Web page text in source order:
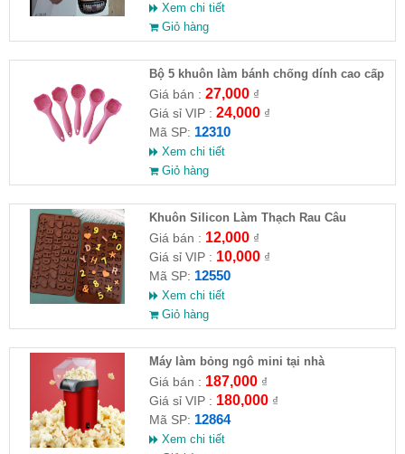
Xem chi tiết
Giỏ hàng
Bộ 5 khuôn làm bánh chống dính cao cấp
Giá bán : 27,000₫
Giá sỉ VIP : 24,000₫
Mã SP: 12310
Xem chi tiết
Giỏ hàng
Khuôn Silicon Làm Thạch Rau Câu
Chocolate
Giá bán : 12,000₫
Giá sỉ VIP : 10,000₫
Mã SP: 12550
Xem chi tiết
Giỏ hàng
Máy làm bỏng ngô mini tại nhà
Giá bán : 187,000₫
Giá sỉ VIP : 180,000₫
Mã SP: 12864
Xem chi tiết